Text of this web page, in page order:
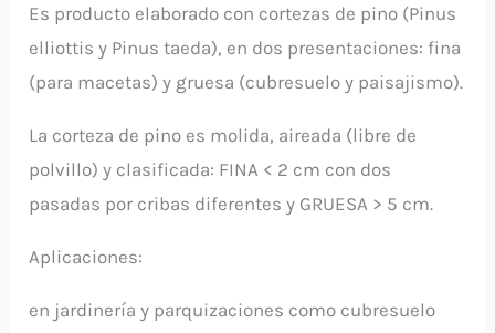
Es producto elaborado con cortezas de pino (Pinus
elliottis y Pinus taeda), en dos presentaciones: fina
(para macetas) y gruesa (cubresuelo y paisajismo).
La corteza de pino es molida, aireada (libre de
polvillo) y clasificada: FINA < 2 cm con dos
pasadas por cribas diferentes y GRUESA > 5 cm.
Aplicaciones:
en jardinería y parquizaciones como cubresuelo